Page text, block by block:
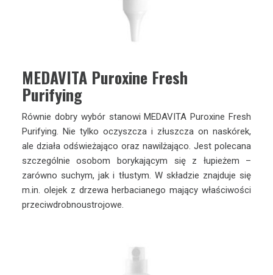
MEDAVITA Puroxine Fresh
Purifying
Równie dobry wybór stanowi MEDAVITA Puroxine Fresh
Purifying. Nie tylko oczyszcza i złuszcza on naskórek,
ale działa odświeżająco oraz nawilżająco. Jest polecana
szczególnie osobom borykającym się z łupieżem –
zarówno suchym, jak i tłustym. W składzie znajduje się
m.in. olejek z drzewa herbacianego mający właściwości
przeciwdrobnoustrojowe.